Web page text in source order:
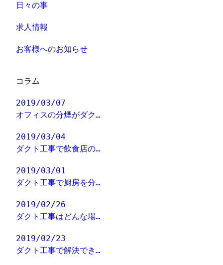
日々の事
求人情報
お客様へのお知らせ
コラム
2019/03/07
オフィスの分煙がダク…
2019/03/04
ダクト工事で飲食店の…
2019/03/01
ダクト工事で厨房を分…
2019/02/26
ダクト工事はどんな場…
2019/02/23
ダクト工事で解決でき…